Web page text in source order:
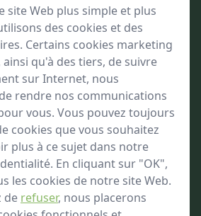
site Web plus simple et plus
des cookies et des
Certains cookies marketing
qu'à des tiers, de suivre
sur Internet, nous
rendre nos communications
vous. Vous pouvez toujours
cookies que vous souhaitez
plus à ce sujet dans notre
En cliquant sur "OK",
les cookies de notre site Web.
de refuser, nous placerons
et équilibrée